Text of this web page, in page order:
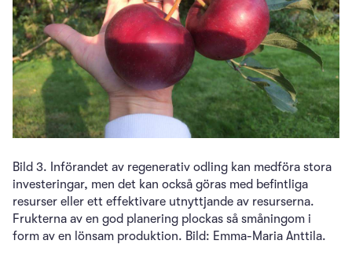
Bild 3. Införandet av regenerativ odling kan medföra stora
investeringar, men det kan också göras med befintliga
resurser eller ett effektivare utnyttjande av resurserna.
Frukterna av en god planering plockas så småningom i
form av en lönsam produktion. Bild: Emma-Maria Anttila.